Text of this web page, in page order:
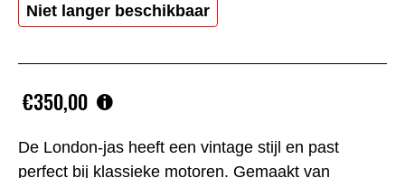
De London-jas heeft een vintage stijl en past
perfect bij klassieke motoren. Gemaakt van
€350,00
Niet langer beschikbaar